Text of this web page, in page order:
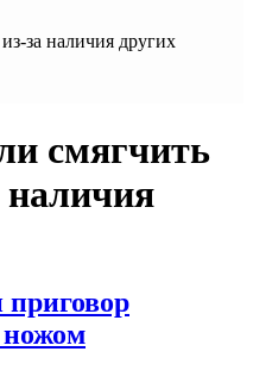
за наличия других
смягчить
наличия